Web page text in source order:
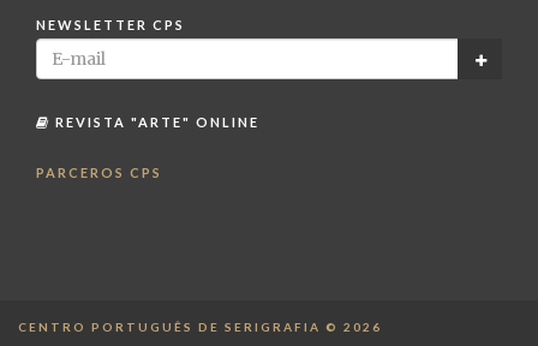
NEWSLETTER CPS
REVISTA "ARTE" ONLINE
PARCEROS CPS
CENTRO PORTUGUÊS DE SERIGRAFIA © 2026